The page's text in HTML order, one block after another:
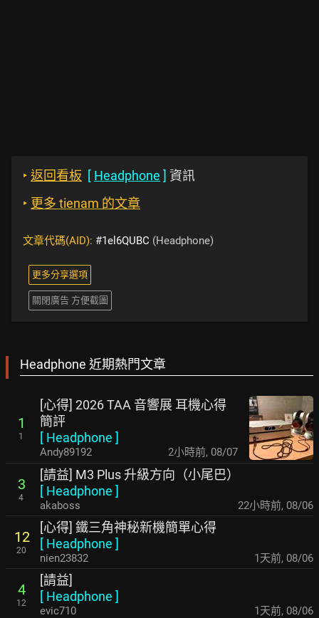
‣ 返回看板 [ Headphone ] 資訊
‣ 更多 tienam 的文章
文章代碼(AID): #1el6QUBC (Headphone)
更多分享選項
關閉廣告 方便截圖
Headphone 近期熱門文章
1
1
[心得] 2026 TAA 音響展 耳機心得
簡評
[ Headphone ]
Andy89192 2小時前, 08/07
3
4
[請益] M3 Plus 升級方向（小尾巴）
[ Headphone ]
akaboss 22小時前, 08/06
12
20
[心得] 鐵三角神秘新機簡單心得
[ Headphone ]
nien23832 1天前, 08/06
4
12
[請益]
[ Headphone ]
evic710 1天前, 08/06